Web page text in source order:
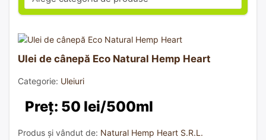
Ulei de cânepă Eco Natural Hemp Heart
Categorie: Uleiuri
Preț: 50 lei/500ml
Produs și vândut de: Natural Hemp Heart S.R.L.